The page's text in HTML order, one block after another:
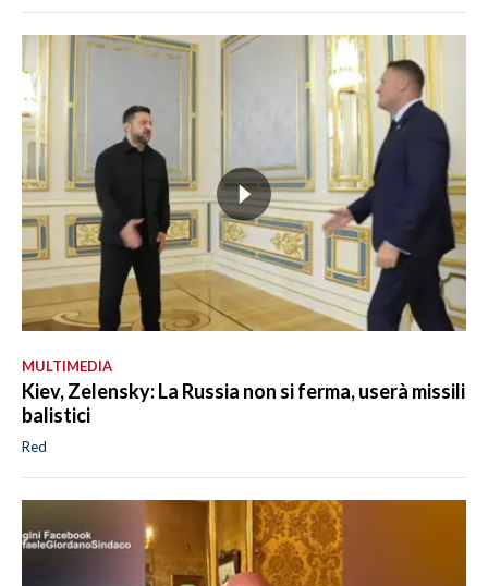
MULTIMEDIA
Kiev, Zelensky: La Russia non si ferma, userà missili
balistici
Red